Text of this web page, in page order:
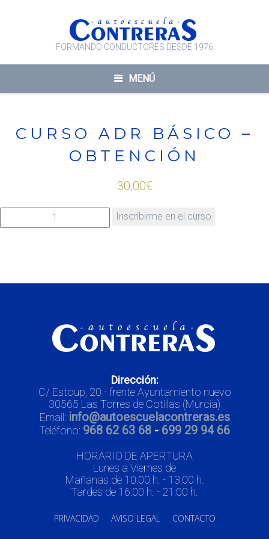
FORMANDO CONDUCTORES DESDE 1976
MENÚ
CURSO ADR BÁSICO –
OBTENCIÓN
30,00€
CURSO ADR BÁSICO - OBTENCIÓN cantidad
Inscribirme en el curso
Dirección:
C/ Estoup, 20 - frente Ayuntamiento nuevo
30565 Las Torres de Cotillas (Murcia)
Email: info@autoescuelacontreras.es
Teléfono: 968 62 63 68 - 699 29 94 66
HORARIO DE APERTURA
Lunes a Viernes de
Mañanas de 10:00 h. - 13:00 h.
Tardes de 16:00 h. - 21:00 h.
PRIVACIDAD AVISO LEGAL CONTACTO